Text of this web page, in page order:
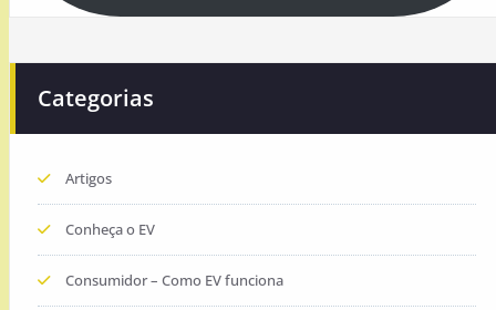
Categorias
Artigos
Conheça o EV
Consumidor – Como EV funciona